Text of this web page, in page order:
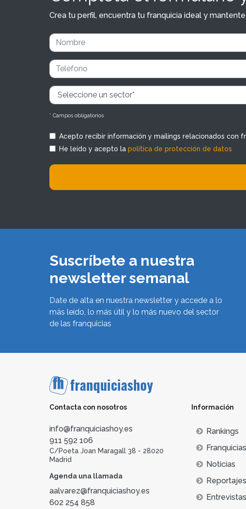
Crea tu perfil, encuentra tu franquicia ideal y
* Campos obligatorios
Acepto recibir información y mailings relacionados con
He leído y acepto la política de protección de datos
Suscríbete a nuestra
newsletter semanal
Date de alta en nuestra newsletter y accede a lo
más leído, lo más útil y lo más nuevo del sector
de las franquicias
Contacta con nosotros
info@franquiciashoy.es
911 592 106
C/Poeta Joan Maragall 38 - 28020
Madrid
Agenda una llamada
aalvarez@franquiciashoy.es
602 254 858
Información
Rankings
Noticias
Reportajes
Entrevistas